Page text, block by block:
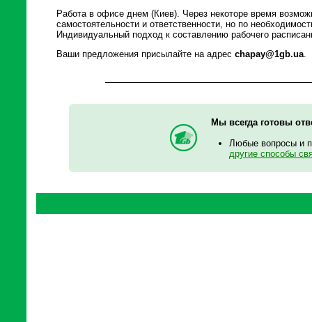
Работа в офисе днем (Киев). Через некоторе время
самостоятельности и ответственности, но по
Индивидуальный подход к составлению рабочего
Ваши предложения присылайте на адрес chapay@1gb.ua.
Мы всегда готовы
Любые вопросы и
другие способы